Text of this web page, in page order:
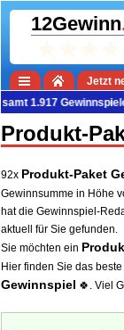
12Gewinn
Jetzt
Gewinnspiele
Produkt-
92x Produkt-Paket
Gewinnsumme in Höhe
hat die Gewinnspiel-
aktuell für Sie gefunden.
Sie möchten ein
Hier finden Sie das beste
Gewinnspiel 🍀. Viel